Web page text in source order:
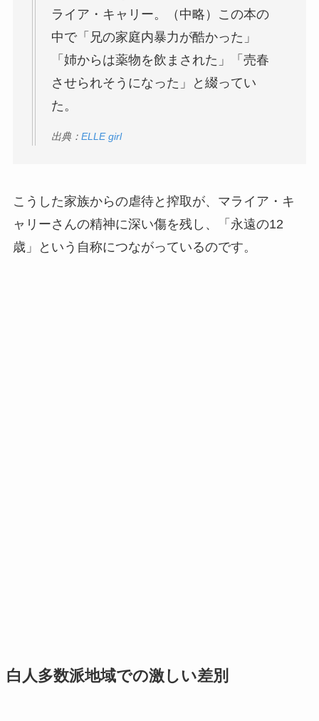
ライア・キャリー。（中略）この本の
中で「兄の家庭内暴力が酷かった」
「姉からは薬物を飲まされた」「売春
させられそうになった」と綴ってい
た。
出典： ELLE girl
こうした家族からの虐待と搾取が、マライア・キ
ャリーさんの精神に深い傷を残し、「永遠の12
歳」という自称につながっているのです。
白人多数派地域での激しい差別